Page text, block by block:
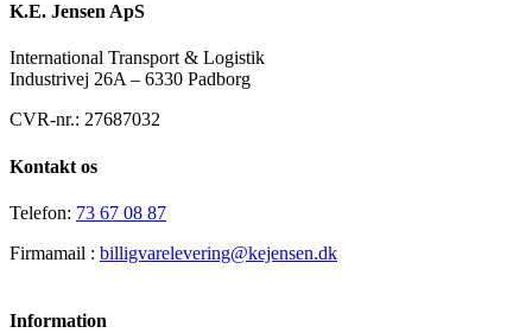
K.E. Jensen ApS
International Transport & Logistik
Industrivej 26A – 6330 Padborg
CVR-nr.: 27687032
Kontakt os
Telefon: 73 67 08 87
Firmamail : billigvarelevering@kejensen.dk
Information